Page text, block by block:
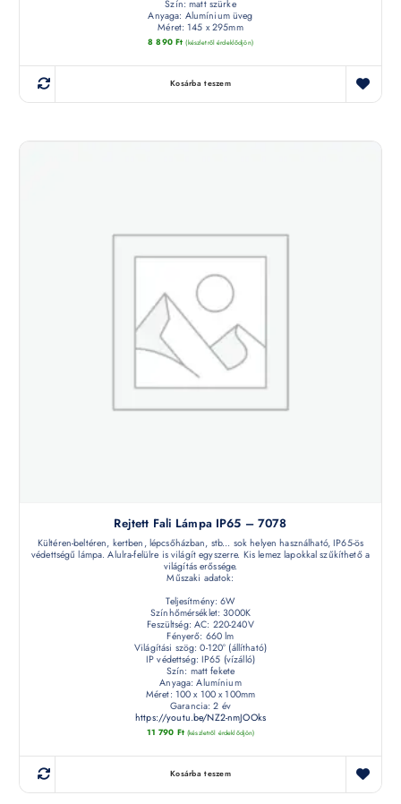
Szín: matt szürke
Anyaga: Alumínium üveg
Méret: 145 x 295mm
8 890 Ft (készletről érdeklődjön)
Kosárba teszem
Rejtett Fali Lámpa IP65 – 7078
Kültéren-beltéren, kertben, lépcsőházban, stb... sok helyen használható, IP65-ös
védettségű lámpa. Alulra-felülre is világít egyszerre. Kis lemez lapokkal szűkíthető a
világítás erőssége.
Műszaki adatok:
Teljesítmény: 6W
Színhőmérséklet: 3000K
Feszültség: AC: 220-240V
Fényerő: 660 lm
Világítási szög: 0-120° (állítható)
IP védettség: IP65 (vízálló)
Szín: matt fekete
Anyaga: Alumínium
Méret: 100 x 100 x 100mm
Garancia: 2 év
https://youtu.be/NZ2-nmJOOks
11 790 Ft (készletről érdeklődjön)
Kosárba teszem